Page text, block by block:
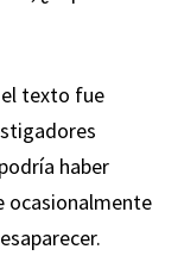
el texto fue
haber
ocasionalmente